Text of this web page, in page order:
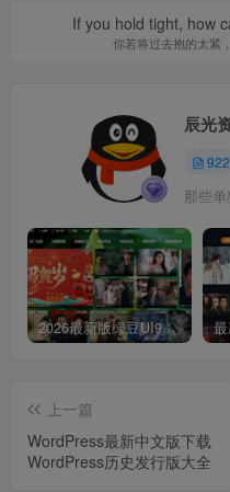
If you hold tight, how
你若将过去抱的太紧
辰光
922
那些
2026最新版绿豆UI9双端影视APP源码
上一篇
WordPress最新中文版下载
WordPress历史发行版大全